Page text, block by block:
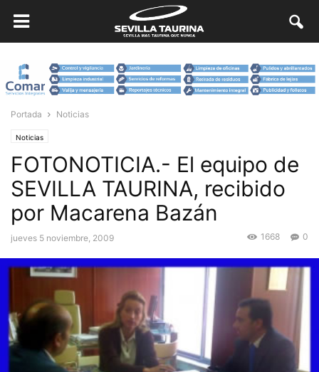
Portada Noticias
Noticias
FOTONOTICIA.- El equipo de
SEVILLA TAURINA, recibido
por Macarena Bazán
jueves 5 noviembre, 2009 0
1668